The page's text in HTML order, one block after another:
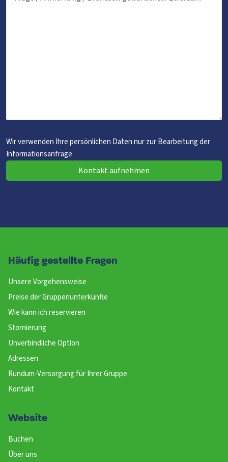
Wir verwenden Ihre persönlichen Daten nur zur Bearbeitung der
Informationsanfrage
Kontakt aufnehmen
Häufig gestellte Fragen
Unsere Vorgehensweise
Preise der Gruppenunterkünfte
Wie kann ich reservieren
Stornierung
Unverbindliche Option
Adressen
Rundum-Versorgung für Ihrer Gruppe
Kontakt
Website
Buchen
Über uns